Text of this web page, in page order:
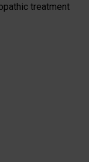
treatment